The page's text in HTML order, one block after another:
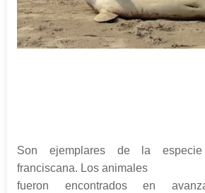
Son ejemplares de la
franciscana. Los animales
fueron encontrados en